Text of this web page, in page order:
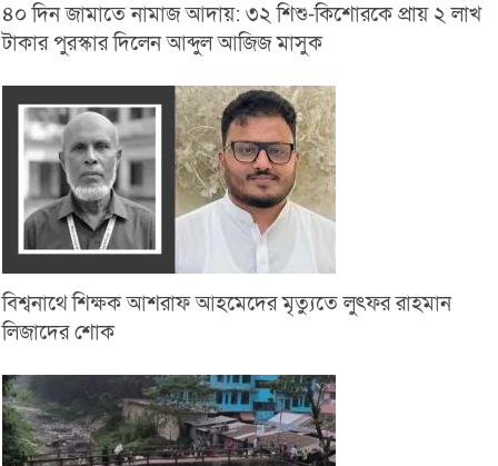
৪০ দিন জামাতে নামাজ আদায়: ৩২ শিশু-কিশোরকে প্রায় ২ লাখ
টাকার পুরস্কার দিলেন আব্দুল আজিজ মাসুক
বিশ্বনাথে শিক্ষক আশরাফ আহমেদের মৃত্যুতে লুৎফর রাহমান
লিজাদের শোক